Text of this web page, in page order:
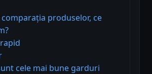
comparația produselor, ce
cele mai bune garduri